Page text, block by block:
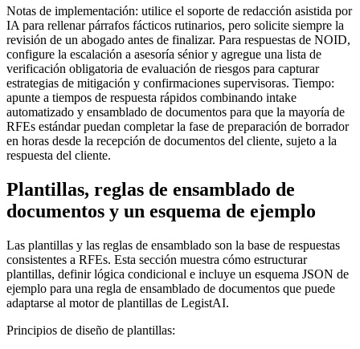
Notas de implementación: utilice el soporte de redacción asistida por
IA para rellenar párrafos fácticos rutinarios, pero solicite siempre la
revisión de un abogado antes de finalizar. Para respuestas de NOID,
configure la escalación a asesoría sénior y agregue una lista de
verificación obligatoria de evaluación de riesgos para capturar
estrategias de mitigación y confirmaciones supervisoras. Tiempo:
apunte a tiempos de respuesta rápidos combinando intake
automatizado y ensamblado de documentos para que la mayoría de
RFEs estándar puedan completar la fase de preparación de borrador
en horas desde la recepción de documentos del cliente, sujeto a la
respuesta del cliente.
Plantillas, reglas de ensamblado de
documentos y un esquema de ejemplo
Las plantillas y las reglas de ensamblado son la base de respuestas
consistentes a RFEs. Esta sección muestra cómo estructurar
plantillas, definir lógica condicional e incluye un esquema JSON de
ejemplo para una regla de ensamblado de documentos que puede
adaptarse al motor de plantillas de LegistAI.
Principios de diseño de plantillas: